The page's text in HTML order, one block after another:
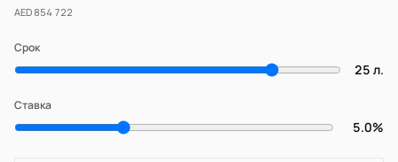
AED 854 722
Срок
25 л.
Ставка
5.0%